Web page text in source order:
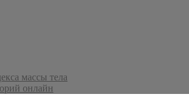
массы тела
онлайн